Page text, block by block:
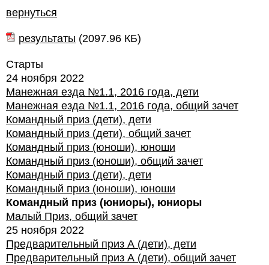
вернуться
результаты (2097.96 КБ)
Старты
24 ноября 2022
Манежная езда №1.1, 2016 года, дети
Манежная езда №1.1, 2016 года, общий зачет
Командный приз (дети), дети
Командный приз (дети), общий зачет
Командный приз (юноши), юноши
Командный приз (юноши), общий зачет
Командный приз (дети), дети
Командный приз (юноши), юноши
Командный приз (юниоры), юниоры
Малый Приз, общий зачет
25 ноября 2022
Предварительный приз А (дети), дети
Предварительный приз А (дети), общий зачет